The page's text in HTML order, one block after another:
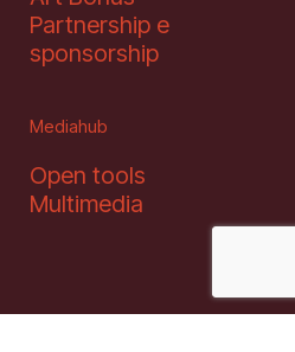
Partnership e
sponsorship
Mediahub
Open tools
Multimedia